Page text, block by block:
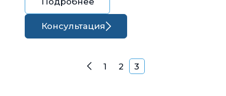
Консультация
Навигация по
Назад
1 2 3